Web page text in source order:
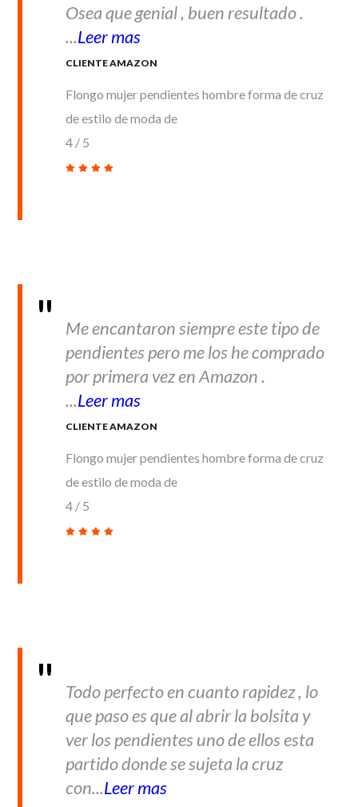
Osea que genial , buen resultado .
...Leer mas
CLIENTE AMAZON
Flongo mujer pendientes hombre forma de cruz
de estilo de moda de
4/ 5
Me encantaron siempre este tipo de
pendientes pero me los he comprado
por primera vez en Amazon .
...Leer mas
CLIENTE AMAZON
Flongo mujer pendientes hombre forma de cruz
de estilo de moda de
4/ 5
Todo perfecto en cuanto rapidez , lo
que paso es que al abrir la bolsita y
ver los pendientes uno de ellos esta
partido donde se sujeta la cruz
con...Leer mas